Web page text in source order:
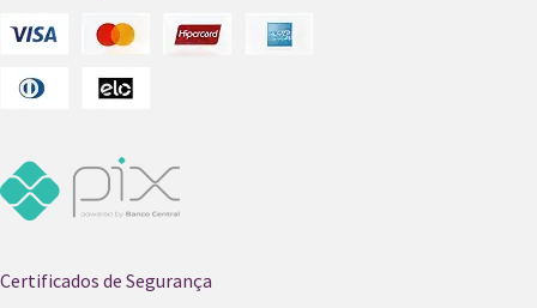
Certificados de Segurança